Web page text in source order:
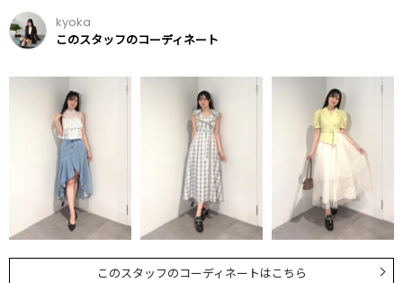
kyoka
このスタッフのコーディネート
このスタッフのコーディネートはこちら